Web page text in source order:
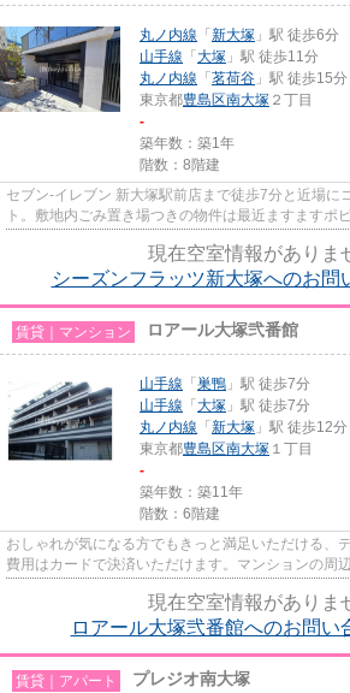
丸ノ内線 「 新大塚 」駅 徒歩6分
山手線 「 大塚 」駅 徒歩11分
丸ノ内線 「 茗荷谷 」駅 徒歩15分
東京都豊島区南大塚 ２丁目
-
築年数：築1年
階数：8階建
セブン‐イレブン 新大塚駅前店まで徒歩7分と近場に
ト。敷地内ごみ置き場つきの物件は最近ますますポ
現在空室情報がありま
シーズンフラッツ新大塚へのお問
賃貸｜マンション ロアール大塚弐番館
山手線 「 巣鴨 」駅 徒歩7分
山手線 「 大塚 」駅 徒歩7分
丸ノ内線 「 新大塚 」駅 徒歩12分
東京都豊島区南大塚 １丁目
-
築年数：築11年
階数：6階建
おしゃれが気になる方でもきっと満足いただける、
費用はカードで決済いただけます。マンションの周
現在空室情報がありま
ロアール大塚弐番館へのお問い
賃貸｜アパート プレジオ南大塚